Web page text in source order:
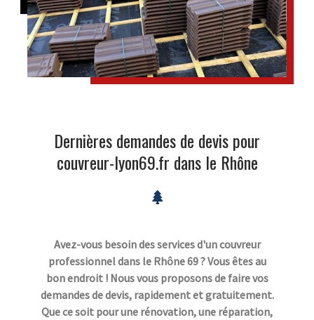
Dernières demandes de devis pour
couvreur-lyon69.fr dans le Rhône
Avez-vous besoin des services d'un couvreur
professionnel dans le Rhône 69 ? Vous êtes au
bon endroit ! Nous vous proposons de faire vos
demandes de devis, rapidement et gratuitement.
Que ce soit pour une rénovation, une réparation,